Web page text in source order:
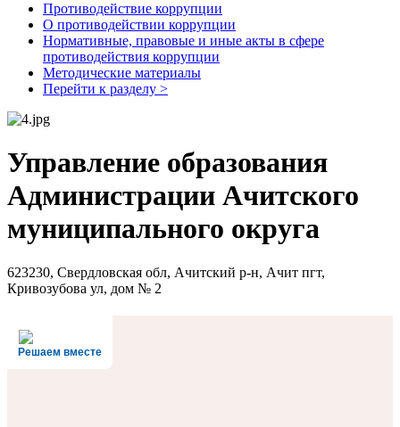
Противодействие коррупции
О противодействии коррупции
Нормативные, правовые и иные акты в сфере
противодействия коррупции
Методические материалы
Перейти к разделу >
Управление образования
Администрации Ачитского
муниципального округа
623230, Свердловская обл, Ачитский р-н, Ачит пгт,
Кривозубова ул, дом № 2
Решаем вместе